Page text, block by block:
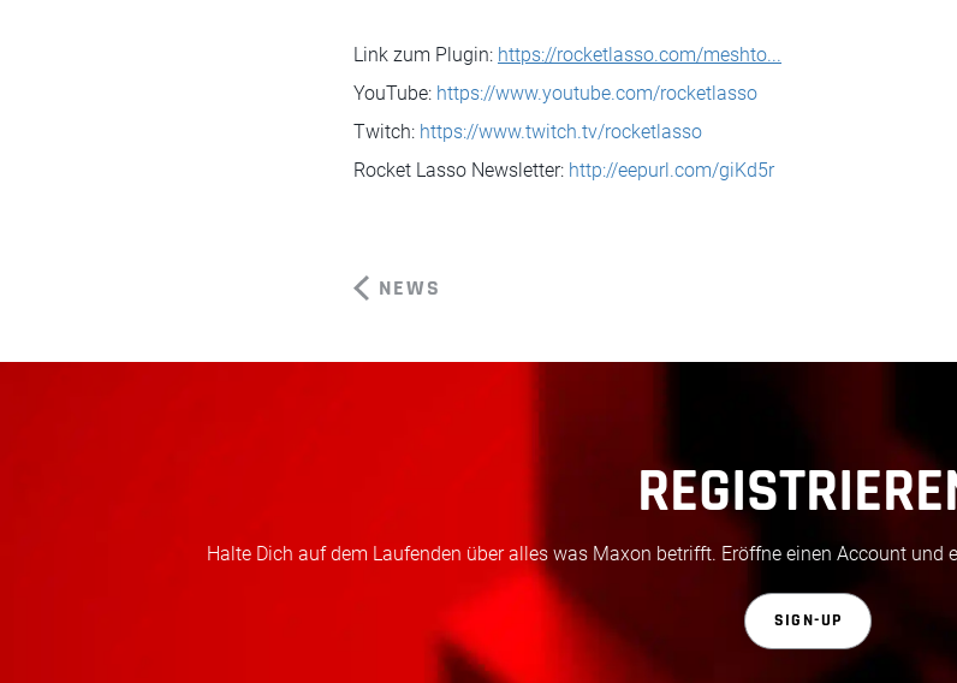
Link zum Plugin: https://rocketlasso.com/meshto...
YouTube: https://www.youtube.com/rocketlasso
Twitch: https://www.twitch.tv/rocketlasso
Rocket Lasso Newsletter: http://eepurl.com/giKd5r
NEWS
Halte Dich auf dem Laufenden über alles was Maxon betrifft. Eröffne einen Account und
SIGN-UP